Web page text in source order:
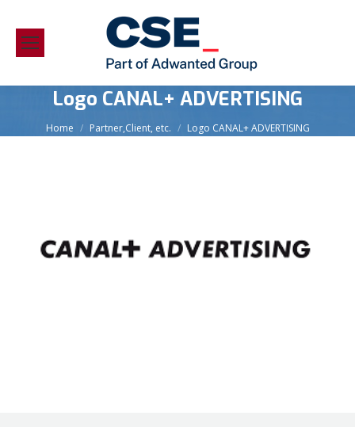
Logo CANAL+ ADVERTISING
You are here:
Home Partner,Client, etc. Logo CANAL+ ADVERTISING